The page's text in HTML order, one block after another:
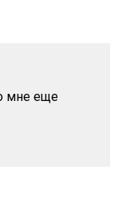
мне еще